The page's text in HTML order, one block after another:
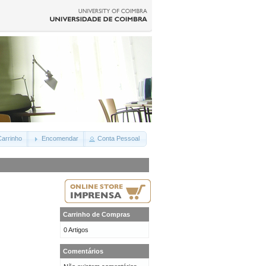
Encomendar Conta Pessoal
Carrinho de Compras
0 Artigos
Comentários